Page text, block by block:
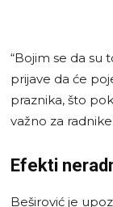
“Bojim se da su
prijave da će
praznika, što
važno za
Efekti
Beširović je